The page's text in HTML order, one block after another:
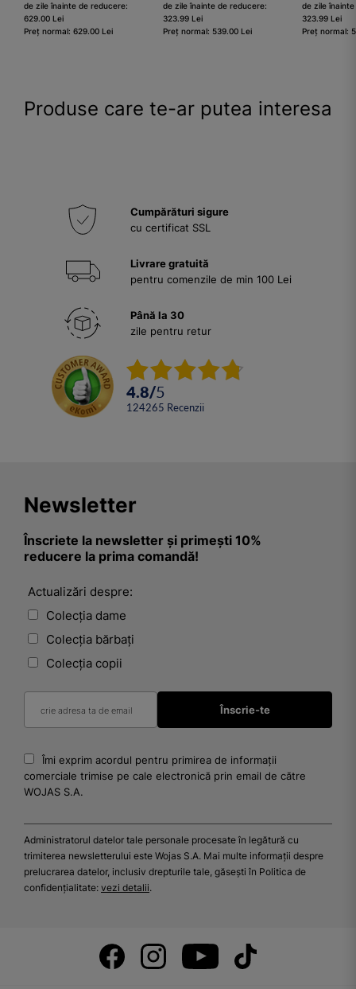
de zile înainte de reducere:
629.00 Lei
Preț normal: 629.00 Lei
de zile înainte de reducere:
323.99 Lei
Preț normal: 539.00 Lei
de zile
323.99 Lei
Preț normal:
Produse care te-ar putea interesa
Cumpărături sigure
cu certificat SSL
Livrare gratuită
pentru comenzile de min 100 Lei
Până la 30
zile pentru retur
4.8/5
124265 Recenzii
Newsletter
Înscriete la newsletter și primești 10%
reducere la prima comandă!
Actualizări despre:
Colecția dame
Colecția bărbați
Colecția copii
Îmi exprim acordul pentru primirea de informații
comerciale trimise pe cale electronică prin email de către
WOJAS S.A.
Administratorul datelor tale personale procesate în legătură cu
trimiterea newsletterului este Wojas S.A. Mai multe informații despre
prelucrarea datelor, inclusiv drepturile tale, găsești în Politica de
confidențialitate: vezi detalii.